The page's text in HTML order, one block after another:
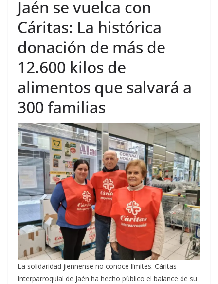
Jaén se vuelca con
Cáritas: La histórica
donación de más de
12.600 kilos de
alimentos que salvará a
300 familias
La solidaridad jiennense no conoce límites. Cáritas
Interparroquial de Jaén ha hecho público el balance de su